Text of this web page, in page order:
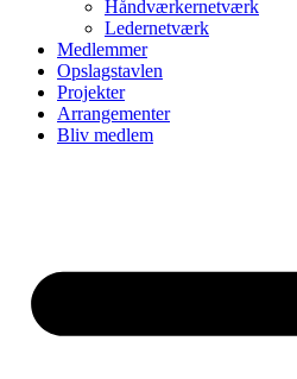
Håndværkernetværk
Ledernetværk
Medlemmer
Opslagstavlen
Projekter
Arrangementer
Bliv medlem